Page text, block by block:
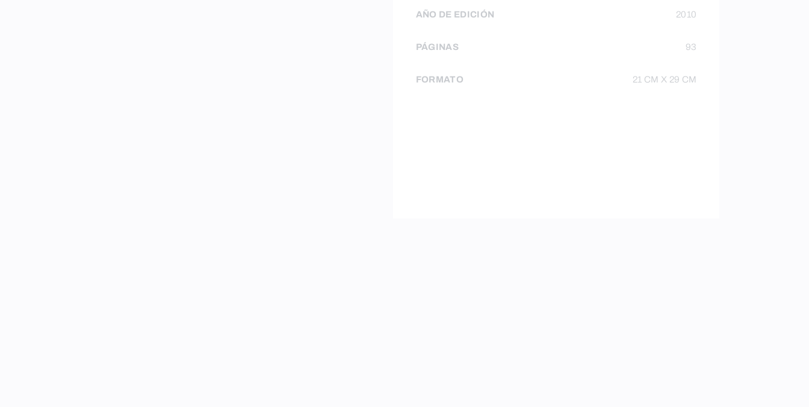
AÑO DE EDICIÓN 2010
PÁGINAS 93
FORMATO 21 CM X 29 CM